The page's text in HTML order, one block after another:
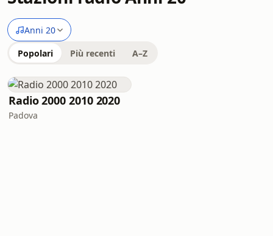
Anni 20
Popolari Più recenti A–Z
Radio 2000 2010 2020
Padova